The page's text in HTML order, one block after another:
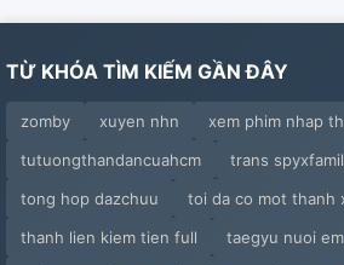
TỪ KHÓA TÌM KIẾM GẦN ĐÂY
zomby xuyen nhn
xem phim nhap
tutuongthandancuahcm
trans
tong hop dazchuu
toi da co mot thanh
thanh lien kiem tien full
taegyu nuoi